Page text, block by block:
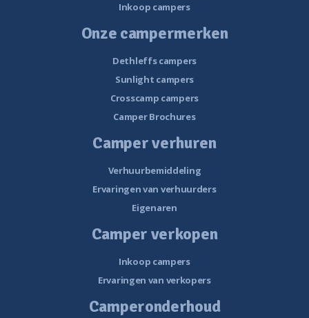
Inkoop campers
Onze campermerken
Dethleffs campers
Sunlight campers
Crosscamp campers
Camper Brochures
Camper verhuren
Verhuurbemiddeling
Ervaringen van verhuurders
Eigenaren
Camper verkopen
Inkoop campers
Ervaringen van verkopers
Camperonderhoud